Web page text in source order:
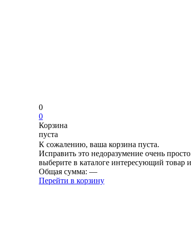
0
0
Корзина
пуста
К сожалению, ваша корзина пуста.
Исправить это недоразумение очень
выберите в каталоге интересующий товар
Общая сумма: —
Перейти в корзину